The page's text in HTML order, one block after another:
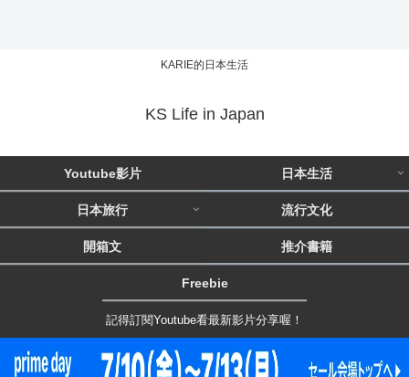
KARIE的日本生活
KS Life in Japan
Youtube影片 日本生活
日本旅行 流行文化
開箱文 推介書籍
Freebie
記得訂閱Youtube看最新影片分享喔！